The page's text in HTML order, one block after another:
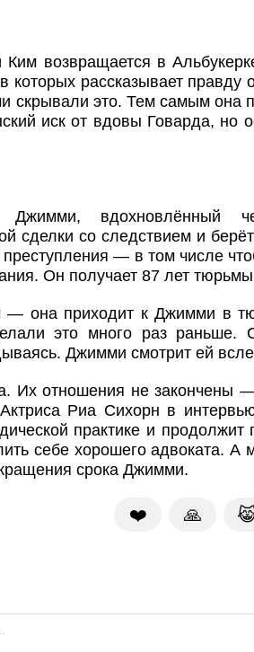
возвращается в
которых рассказывает правду
скрывали это. Тем самым она
иск от вдовы Говарда, но
вдохновлённый
сделки со следствием и
преступления — в том числе
Он получает 87 лет
— она приходит к Джимми в
это много раз раньше.
Джимми смотрит ей
Их отношения не закончены
Риа Сихорн в
практике и продолжит
себе хорошего адвоката. А
срока Джимми.
❤️ 🙏